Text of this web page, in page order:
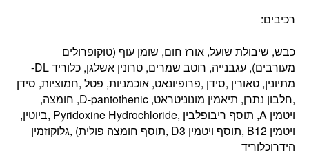
רכיבים:
כבש, שיבולת שועל, אורז חום, שומן עוף (טוקופרולים
מעורבים), עגבנייה, רוטב שמרים, טרונין אשלגן, כלוריד DL-
מתיונין, טאורין ,סידן ,פרופיונאט, אוכמניות, פטל ,חמוציות, סידן
,חלבון נתרן, תיאמין מונוניטראט, D-pantothenic, חומצה,
ויטמין A, תוסף ריבופלבין ,Pyridoxine Hydrochloride ,ביוטין,
ויטמין B12 ,תוסף ויטמין D3 ,תוסף חומצה פולית) ,גלוקוזמין
הידרוכלוריד